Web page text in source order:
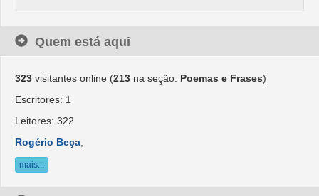
Quem está aqui
323 visitantes online (213 na seção: Poemas e Frases)
Escritores: 1
Leitores: 322
Rogério Beça,
mais...